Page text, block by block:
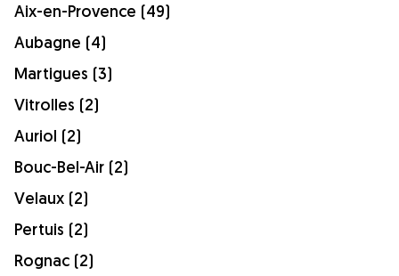
Aix-en-Provence (49)
Aubagne (4)
Martigues (3)
Vitrolles (2)
Auriol (2)
Bouc-Bel-Air (2)
Velaux (2)
Pertuis (2)
Rognac (2)